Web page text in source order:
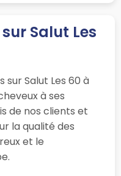
Salut Les
sur Salut Les 60 à
à ses
de nos clients et
la qualité des
et le